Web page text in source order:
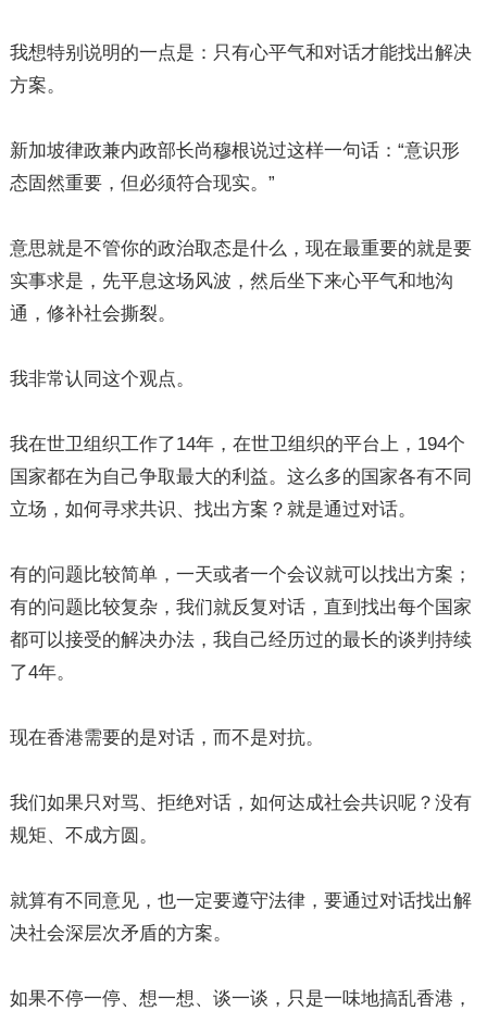
我想特别说明的一点是：只有心平气和对话才能找出解决
方案。
新加坡律政兼内政部长尚穆根说过这样一句话：“意识形
态固然重要，但必须符合现实。”
意思就是不管你的政治取态是什么，现在最重要的就是要
实事求是，先平息这场风波，然后坐下来心平气和地沟
通，修补社会撕裂。
我非常认同这个观点。
我在世卫组织工作了14年，在世卫组织的平台上，194个
国家都在为自己争取最大的利益。这么多的国家各有不同
立场，如何寻求共识、找出方案？就是通过对话。
有的问题比较简单，一天或者一个会议就可以找出方案；
有的问题比较复杂，我们就反复对话，直到找出每个国家
都可以接受的解决办法，我自己经历过的最长的谈判持续
了4年。
现在香港需要的是对话，而不是对抗。
我们如果只对骂、拒绝对话，如何达成社会共识呢？没有
规矩、不成方圆。
就算有不同意见，也一定要遵守法律，要通过对话找出解
决社会深层次矛盾的方案。
如果不停一停、想一想、谈一谈，只是一味地搞乱香港，